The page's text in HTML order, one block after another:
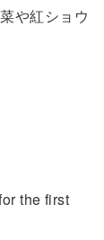
や紅ショウ
the first